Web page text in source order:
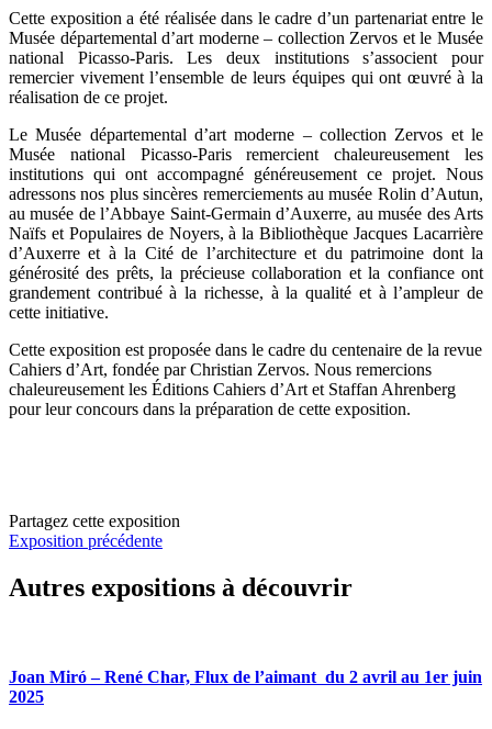
Cette exposition a été réalisée dans le cadre d’un partenariat entre le
Musée départemental d’art moderne – collection Zervos et le Musée
national Picasso-Paris. Les deux institutions s’associent pour
remercier vivement l’ensemble de leurs équipes qui ont œuvré à la
réalisation de ce projet.
Le Musée départemental d’art moderne – collection Zervos et le
Musée national Picasso-Paris remercient chaleureusement les
institutions qui ont accompagné généreusement ce projet. Nous
adressons nos plus sincères remerciements au musée Rolin d’Autun,
au musée de l’Abbaye Saint-Germain d’Auxerre, au musée des Arts
Naïfs et Populaires de Noyers, à la Bibliothèque Jacques Lacarrière
d’Auxerre et à la Cité de l’architecture et du patrimoine dont la
générosité des prêts, la précieuse collaboration et la confiance ont
grandement contribué à la richesse, à la qualité et à l’ampleur de
cette initiative.
Cette exposition est proposée dans le cadre du centenaire de la revue
Cahiers d’Art, fondée par Christian Zervos. Nous remercions
chaleureusement les Éditions Cahiers d’Art et Staffan Ahrenberg
pour leur concours dans la préparation de cette exposition.
Partagez cette exposition
Exposition précédente
Autres expositions à découvrir
Joan Miró – René Char, Flux de l’aimant du 2 avril au 1er juin
2025